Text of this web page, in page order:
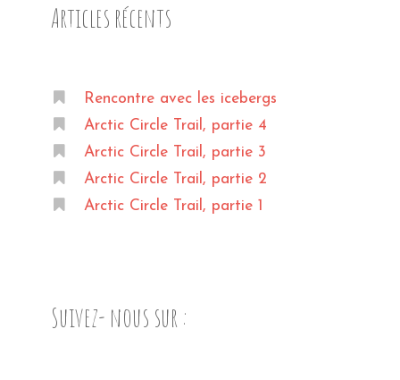
Articles récents
Rencontre avec les icebergs
Arctic Circle Trail, partie 4
Arctic Circle Trail, partie 3
Arctic Circle Trail, partie 2
Arctic Circle Trail, partie 1
Suivez- nous sur :